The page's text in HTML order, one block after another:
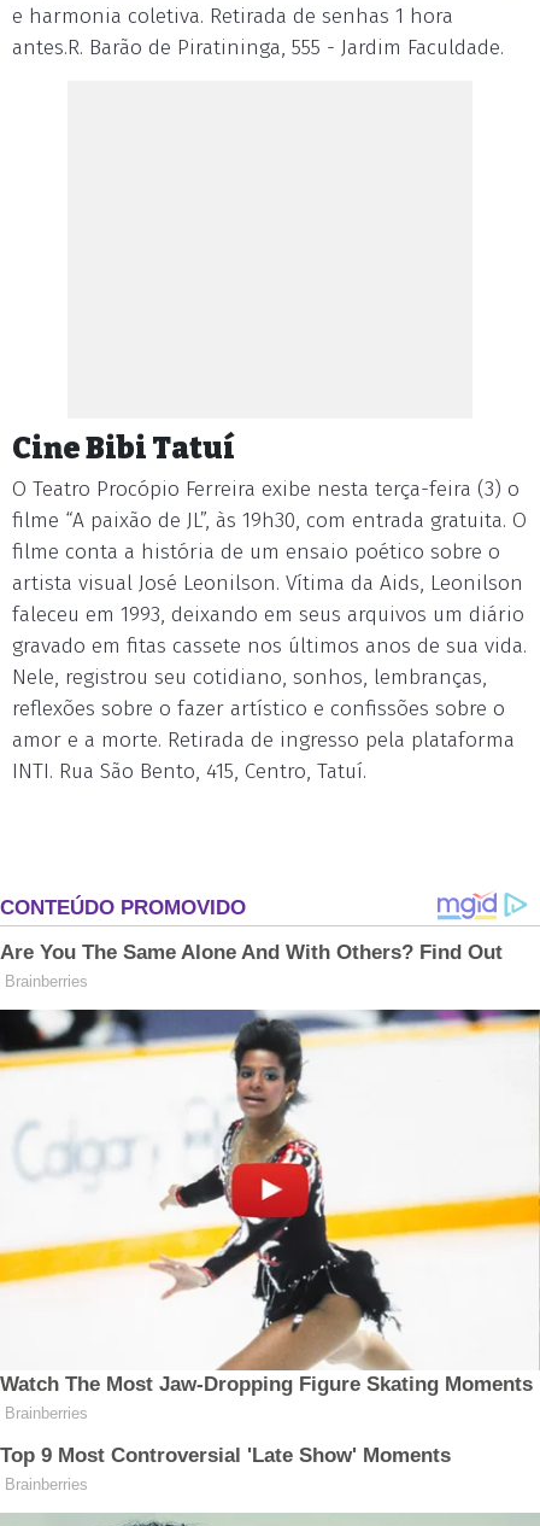
e harmonia coletiva. Retirada de senhas 1 hora
antes.R. Barão de Piratininga, 555 - Jardim Faculdade.
Cine Bibi Tatuí
O Teatro Procópio Ferreira exibe nesta terça-feira (3) o
filme “A paixão de JL”, às 19h30, com entrada gratuita. O
filme conta a história de um ensaio poético sobre o
artista visual José Leonilson. Vítima da Aids, Leonilson
faleceu em 1993, deixando em seus arquivos um diário
gravado em fitas cassete nos últimos anos de sua vida.
Nele, registrou seu cotidiano, sonhos, lembranças,
reflexões sobre o fazer artístico e confissões sobre o
amor e a morte. Retirada de ingresso pela plataforma
INTI. Rua São Bento, 415, Centro, Tatuí.